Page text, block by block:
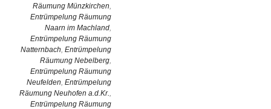
Räumung Münzkirchen,
Entrümpelung Räumung
Naarn im Machland,
Entrümpelung Räumung
Natternbach, Entrümpelung
Räumung Nebelberg,
Entrümpelung Räumung
Neufelden, Entrümpelung
Räumung Neuhofen a.d.Kr.,
Entrümpelung Räumung